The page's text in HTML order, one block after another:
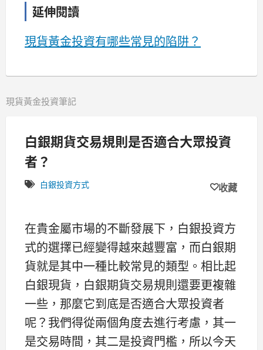
延伸閱讀
現貨黃金投資有哪些常見的陷阱？
現貨黃金投資筆記
白銀期貨交易規則是否適合大眾投資
者？
白銀投資方式 收藏
在貴金屬市場的不斷發展下，白銀投資方
式的選擇已經變得越來越豐富，而白銀期
貨就是其中一種比較常見的類型。相比起
白銀現貨，白銀期貨交易規則還要更複雜
一些，那麼它到底是否適合大眾投資者
呢？我們得從兩個角度去進行考慮，其一
是交易時間，其二是投資門檻，所以今天